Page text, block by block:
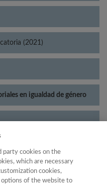
(2021)
en igualdad de género
party cookies on the
which are necessary
cookies,
of the website to